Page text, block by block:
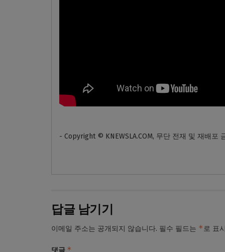
- Copyright © KNEWSLA.COM, 무단 전재 및 재배포
답글 남기기
이메일 주소는 공개되지 않습니다. 필수 필드는 *로 표
*